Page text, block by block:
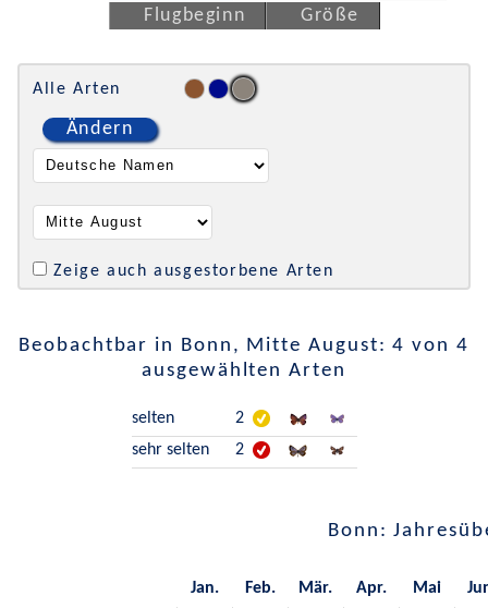
Flugbeginn
Größe
Alle Arten
Ändern
Zeige auch ausgestorbene Arten
Beobachtbar in Bonn, Mitte August: 4 von 4
ausgewählten Arten
selten
2
sehr selten
2
Bonn:
Jan. Feb. Mär. Apr. Mai